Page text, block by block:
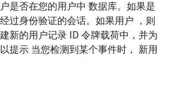
是否在您的用户中 数据库。如果是
过身份验证的会话。如果用户 ，则
新的用户记录 ID 令牌载荷中，并为
提示 当您检测到某个事件时， 新用